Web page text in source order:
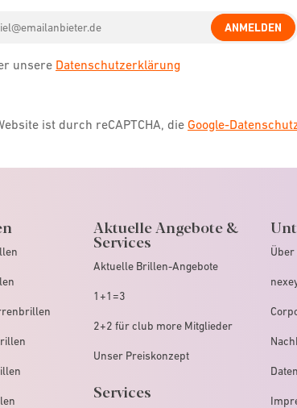
ANMELDEN
unsere Datenschutzerklärung
ist durch reCAPTCHA, die Google-
Aktuelle Angebote &
Services
Aktuelle Brillen-Angebote
1+1=3
2+2 für club more Mitglieder
Unser Preiskonzept
Services
Über